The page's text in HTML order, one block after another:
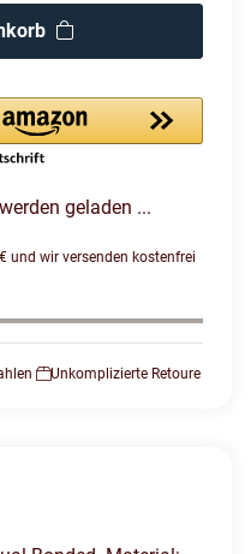
geladen ...
und wir versenden kostenfrei
Unkomplizierte Retoure